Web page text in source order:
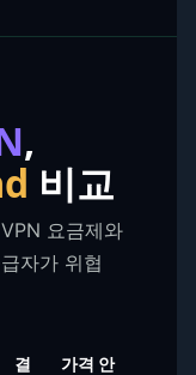
,
비교
요금제와
자가 위협
결
가격 안